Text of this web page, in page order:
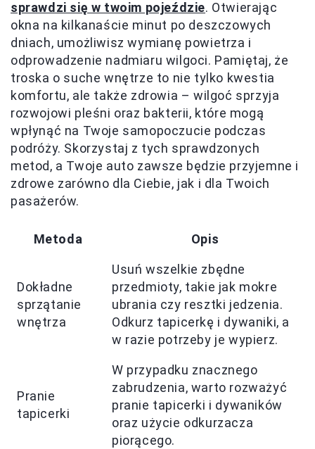
sprawdzi się w twoim pojeździe. Otwierając
okna na kilkanaście minut po deszczowych
dniach, umożliwisz wymianę powietrza i
odprowadzenie nadmiaru wilgoci. Pamiętaj, że
troska o suche wnętrze to nie tylko kwestia
komfortu, ale także zdrowia – wilgoć sprzyja
rozwojowi pleśni oraz bakterii, które mogą
wpłynąć na Twoje samopoczucie podczas
podróży. Skorzystaj z tych sprawdzonych
metod, a Twoje auto zawsze będzie przyjemne i
zdrowe zarówno dla Ciebie, jak i dla Twoich
pasażerów.
Metoda Opis
Dokładne
sprzątanie
wnętrza
Usuń wszelkie zbędne
przedmioty, takie jak mokre
ubrania czy resztki jedzenia.
Odkurz tapicerkę i dywaniki, a
w razie potrzeby je wypierz.
Pranie
tapicerki
W przypadku znacznego
zabrudzenia, warto rozważyć
pranie tapicerki i dywaników
oraz użycie odkurzacza
piorącego.